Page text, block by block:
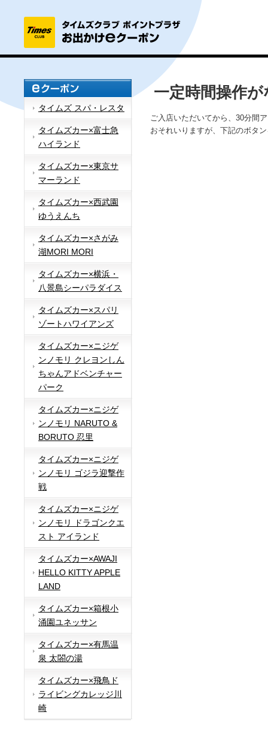
タイムズ スパ・レスタ
タイムズカー×富士急
ハイランド
タイムズカー×東京サ
マーランド
タイムズカー×西武園
ゆうえんち
タイムズカー×さがみ
湖MORI MORI
タイムズカー×横浜・
八景島シーパラダイス
タイムズカー×スパリ
ゾートハワイアンズ
タイムズカー×ニジゲ
ンノモリ クレヨンしん
ちゃんアドベンチャー
パーク
タイムズカー×ニジゲ
ンノモリ NARUTO &
BORUTO 忍里
タイムズカー×ニジゲ
ンノモリ ゴジラ迎撃作
戦
タイムズカー×ニジゲ
ンノモリ ドラゴンクエ
スト アイランド
タイムズカー×AWAJI
HELLO KITTY APPLE
LAND
タイムズカー×箱根小
涌園ユネッサン
タイムズカー×有馬温
泉 太閤の湯
タイムズカー×飛鳥ド
ライビングカレッジ川
崎
一定時間操作
ご入店いただいてから、30分間
おそれいりますが、下記のボタ